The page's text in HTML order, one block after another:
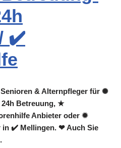
& Alternpfleger für ✺
Betreuung, ★
Anbieter oder ✹
in ✔️ Mellingen. ❤ Auch Sie